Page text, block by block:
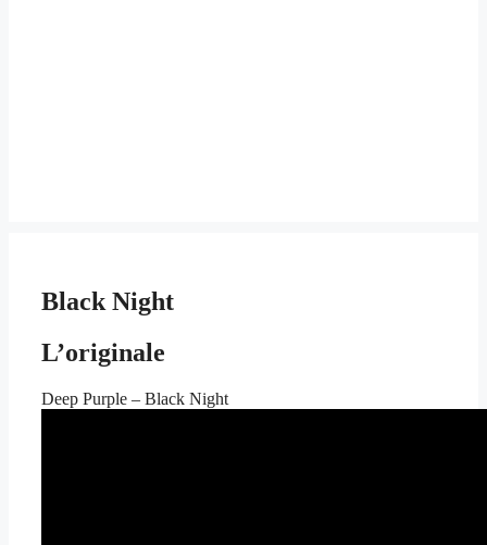
Black Night
L’originale
Deep Purple – Black Night